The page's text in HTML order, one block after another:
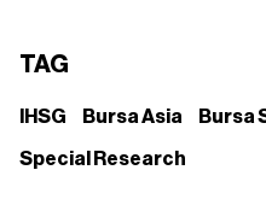
TAG
IHSG Bursa Asia Bursa
Special Research